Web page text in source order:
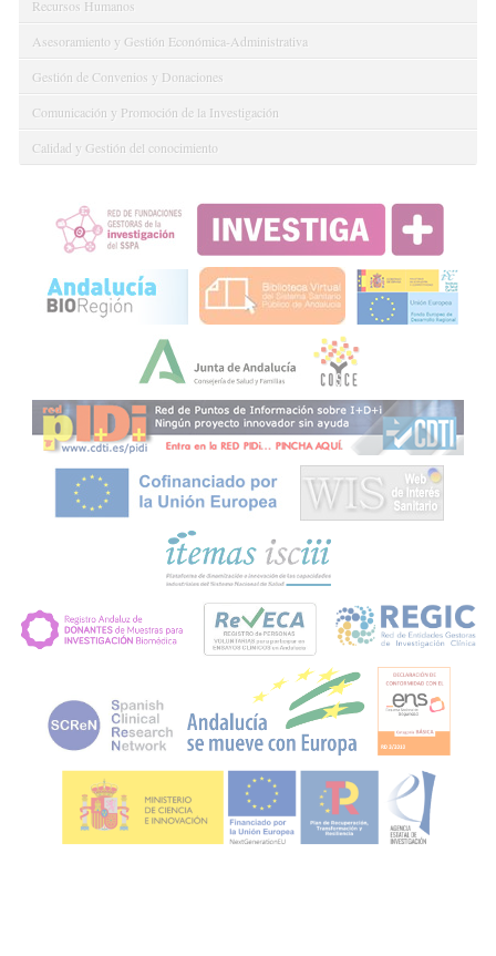
Recursos Humanos
Asesoramiento y Gestión Económica-Administrativa
Gestión de Convenios y Donaciones
Comunicación y Promoción de la Investigación
Calidad y Gestión del conocimiento